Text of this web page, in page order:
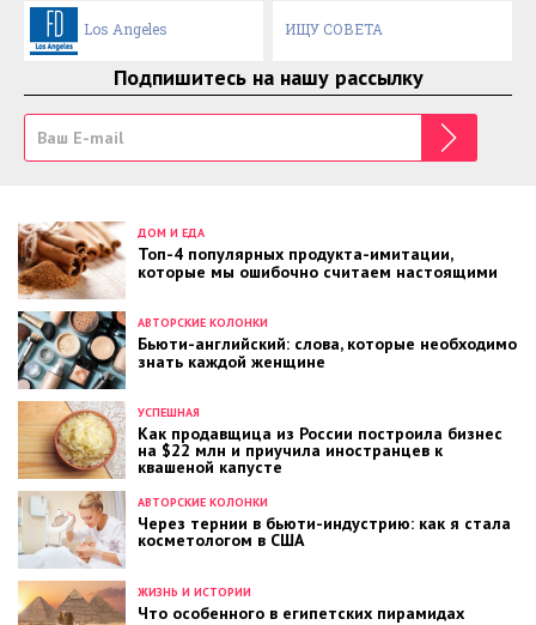
Los Angeles ИЩУ СОВЕТА
Подпишитесь на нашу рассылку
ДОМ И ЕДА
Топ-4 популярных продукта-имитации,
которые мы ошибочно считаем настоящими
АВТОРСКИЕ КОЛОНКИ
Бьюти-английский: слова, которые необходимо
знать каждой женщине
АВТОРСКИЕ КОЛОНКИ
Через тернии в бьюти-индустрию: как я стала
косметологом в США
УСПЕШНАЯ
Как продавщица из России построила бизнес
на $22 млн и приучила иностранцев к
квашеной капусте
ЖИЗНЬ И ИСТОРИИ
Что особенного в египетских пирамидах